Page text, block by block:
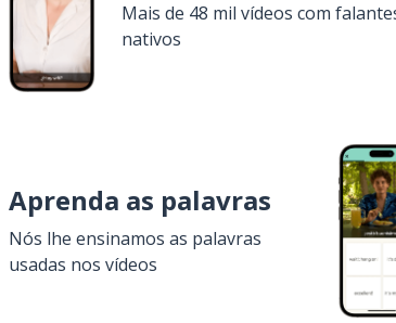
Mais de 48 mil vídeos com
nativos
Aprenda as palavras
Nós lhe ensinamos as palavras
usadas nos vídeos